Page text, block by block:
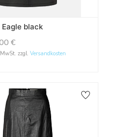
black
€
zzgl. Versandkosten